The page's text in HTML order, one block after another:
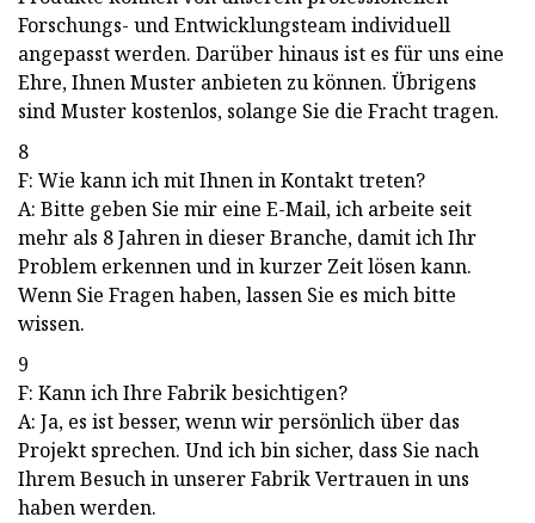
Forschungs- und Entwicklungsteam individuell
angepasst werden. Darüber hinaus ist es für uns eine
Ehre, Ihnen Muster anbieten zu können. Übrigens
sind Muster kostenlos, solange Sie die Fracht tragen.
8
F: Wie kann ich mit Ihnen in Kontakt treten?
A: Bitte geben Sie mir eine E-Mail, ich arbeite seit
mehr als 8 Jahren in dieser Branche, damit ich Ihr
Problem erkennen und in kurzer Zeit lösen kann.
Wenn Sie Fragen haben, lassen Sie es mich bitte
wissen.
9
F: Kann ich Ihre Fabrik besichtigen?
A: Ja, es ist besser, wenn wir persönlich über das
Projekt sprechen. Und ich bin sicher, dass Sie nach
Ihrem Besuch in unserer Fabrik Vertrauen in uns
haben werden.